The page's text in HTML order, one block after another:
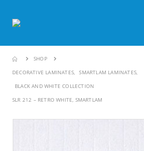
SHOP
DECORATIVE LAMINATES, SMARTLAM LAMINATES,
BLACK AND WHITE COLLECTION
SLR 212 – RETRO WHITE, SMARTLAM